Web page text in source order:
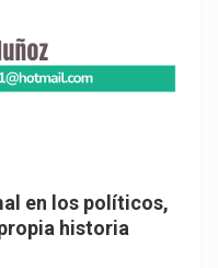
en los políticos,
historia